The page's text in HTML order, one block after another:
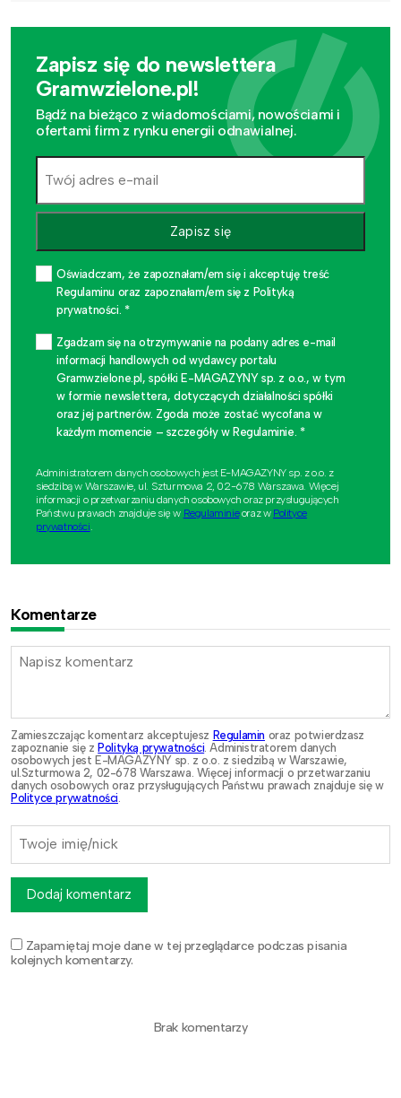
Zapisz się do newslettera
Gramwzielone.pl!
Bądź na bieżąco z wiadomościami, nowościami i
ofertami firm z rynku energii odnawialnej.
Zapisz się
Oświadczam, że zapoznałam/em się i akceptuję treść
Regulaminu oraz zapoznałam/em się z Polityką
prywatności. *
Zgadzam się na otrzymywanie na podany adres e-mail
informacji handlowych od wydawcy portalu
Gramwzielone.pl, spółki E-MAGAZYNY sp. z o.o., w tym
w formie newslettera, dotyczących działalności spółki
oraz jej partnerów. Zgoda może zostać wycofana w
każdym momencie – szczegóły w Regulaminie. *
Administratorem danych osobowych jest E-MAGAZYNY sp. z o.o. z
siedzibą w Warszawie, ul. Szturmowa 2, 02-678 Warszawa. Więcej
informacji o przetwarzaniu danych osobowych oraz przysługujących
Państwu prawach znajduje się w Regulaminieoraz w Polityce
prywatności.
Komentarze
Zamieszczając komentarz akceptujesz Regulamin oraz potwierdzasz
zapoznanie się zPolityką prywatności . Administratorem danych
osobowych jest E-MAGAZYNY sp. z o.o. z siedzibą w Warszawie,
ul.Szturmowa 2, 02-678 Warszawa. Więcej informacji o przetwarzaniu
danych osobowych oraz przysługujących Państwu prawach znajduje się w
Polityce prywatności
Zapamiętaj moje dane w tej przeglądarce podczas pisania
kolejnych komentarzy.
Dodaj komentarz
Brak komentarzy